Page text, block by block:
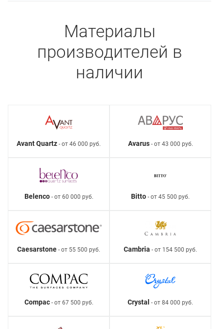
Материалы
производителей в
наличии
Avant Quartz - от 46 000 руб. Avarus- от 43 000 руб.
Belenco- от 60 000 руб. Bitto - от 45 500 руб.
Caesarstone - от 55 500 руб. Cambria - от 154 500 руб.
Compac- от 67 500 руб. Crystal - от 84 000 руб.